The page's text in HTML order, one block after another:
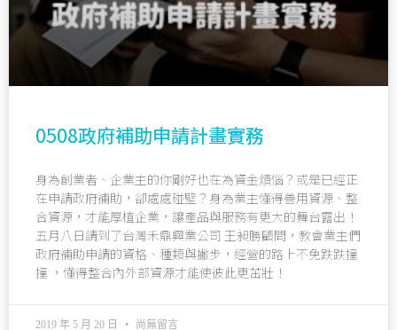
0508政府補助申請計畫實務
身為創業者、企業主的你剛好也在為資金煩惱？或是已經正
在申請政府補助，卻處處碰壁？身為業主懂得善用資源、整
合資源，才能厚植企業，讓產品與服務有更大的舞台露出！
五月八日請到了台灣禾鼎興業公司 王昶勝顧問，教會業主們
政府補助申請的資格、種類與撇步，經營的路上不免跌跌撞
撞 ，懂得整合內外部資源才能使彼此更茁壯！
2019 年 5 月 20 日 尚無留言